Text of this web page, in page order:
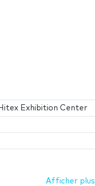
Exhibition Center
Afficher plus